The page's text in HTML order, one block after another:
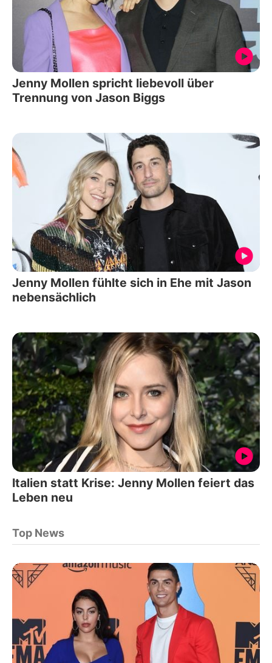
Jenny Mollen spricht liebevoll über
Trennung von Jason Biggs
Jenny Mollen fühlte sich in Ehe mit Jason
nebensächlich
Italien statt Krise: Jenny Mollen feiert das
Leben neu
Top News